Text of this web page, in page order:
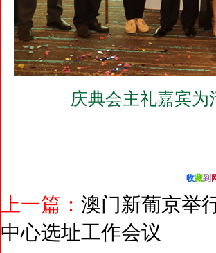
庆典会主礼嘉宾为
收藏到
上一篇： 澳门新葡京举
中心选址工作会议